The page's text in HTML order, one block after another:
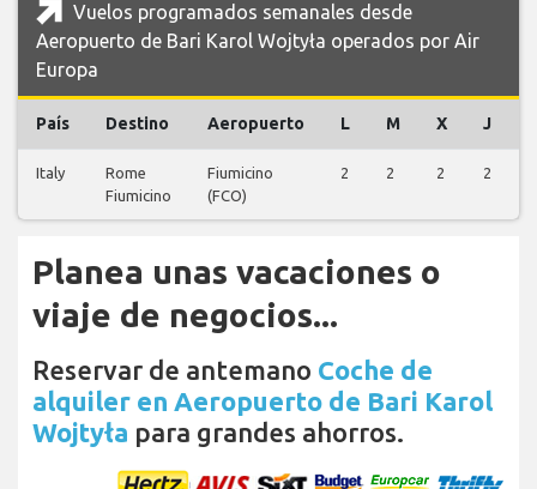
Vuelos programados semanales desde
Aeropuerto de Bari Karol Wojtyła operados por Air
Europa
País Destino Aeropuerto L M X J
Italy
Rome
Fiumicino
Fiumicino
(FCO)
2 2 2 2
Planea unas vacaciones o
viaje de negocios...
Reservar de antemano Coche de
alquiler en Aeropuerto de Bari Karol
Wojtyła para grandes ahorros.